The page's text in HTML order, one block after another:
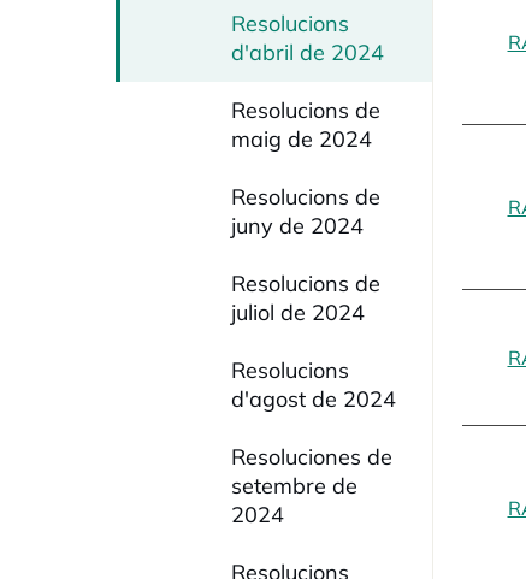
Resolucions
d'abril de 2024
Resolucions de
maig de 2024
Resolucions de
juny de 2024
Resolucions de
juliol de 2024
Resolucions
d'agost de 2024
Resoluciones de
setembre de
2024
Resolucions